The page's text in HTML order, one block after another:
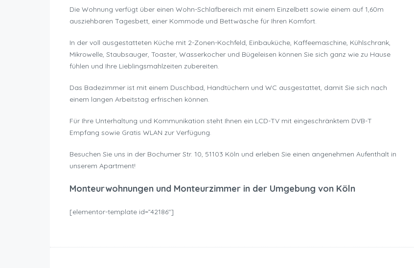
Die Wohnung verfügt über einen Wohn-Schlafbereich mit einem Einzelbett sowie einem auf 1,60m
ausziehbaren Tagesbett, einer Kommode und Bettwäsche für Ihren Komfort.
In der voll ausgestatteten Küche mit 2-Zonen-Kochfeld, Einbauküche, Kaffeemaschine, Kühlschrank,
Mikrowelle, Staubsauger, Toaster, Wasserkocher und Bügeleisen können Sie sich ganz wie zu Hause
fühlen und Ihre Lieblingsmahlzeiten zubereiten.
Das Badezimmer ist mit einem Duschbad, Handtüchern und WC ausgestattet, damit Sie sich nach
einem langen Arbeitstag erfrischen können.
Für Ihre Unterhaltung und Kommunikation steht Ihnen ein LCD-TV mit eingeschränktem DVB-T
Empfang sowie Gratis WLAN zur Verfügung.
Besuchen Sie uns in der Bochumer Str. 10, 51103 Köln und erleben Sie einen angenehmen Aufenthalt in
unserem Apartment!
Monteurwohnungen und Monteurzimmer in der Umgebung von Köln
[elementor-template id=”42186″]